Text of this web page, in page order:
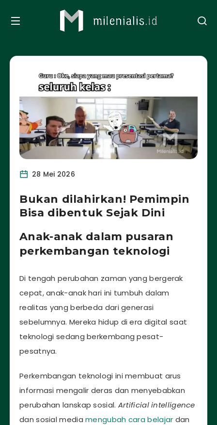
28 Mei 2026
Bukan dilahirkan! Pemimpin
Bisa dibentuk Sejak Dini
Anak-anak dalam pusaran
perkembangan teknologi
Di tengah perubahan zaman yang bergerak
cepat, anak-anak hari ini tumbuh dalam
realitas yang berbeda dari generasi
sebelumnya. Mereka hidup di era digital saat
teknologi sedang berkembang pesat-
pesatnya.
Perkembangan teknologi ini membuat arus
informasi mengalir deras dan menyebabkan
perubahan lanskap sosial. Artificial intelligence
dan sosial mediamengubah cara belajar dan